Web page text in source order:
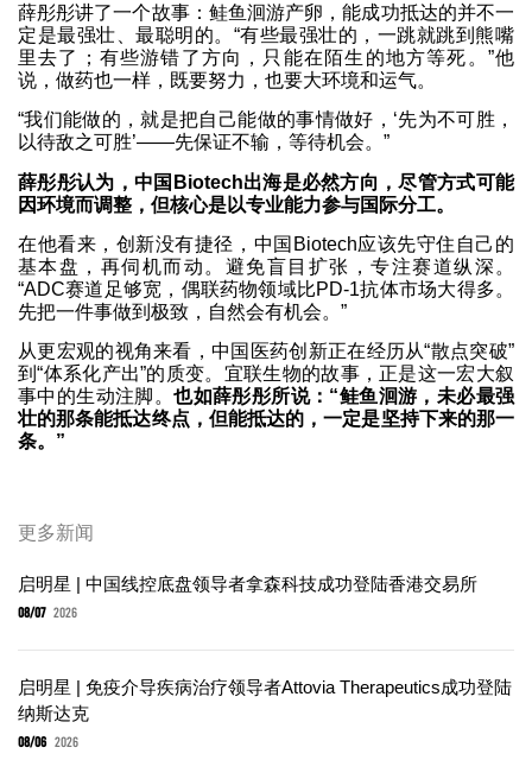
薛彤彤讲了一个故事：鲑鱼洄游产卵，能成功抵达的并不一
定是最强壮、最聪明的。“有些最强壮的，一跳就跳到熊嘴
里去了；有些游错了方向，只能在陌生的地方等死。”他
说，做药也一样，既要努力，也要大环境和运气。
“我们能做的，就是把自己能做的事情做好，‘先为不可胜，
以待敌之可胜’——先保证不输，等待机会。”
薛彤彤认为，中国Biotech出海是必然方向，尽管方式可能
因环境而调整，但核心是以专业能力参与国际分工。
在他看来，创新没有捷径，中国Biotech应该先守住自己的
基本盘，再伺机而动。避免盲目扩张，专注赛道纵深。
“ADC赛道足够宽，偶联药物领域比PD-1抗体市场大得多。
先把一件事做到极致，自然会有机会。”
从更宏观的视角来看，中国医药创新正在经历从“散点突破”
到“体系化产出”的质变。宜联生物的故事，正是这一宏大叙
事中的生动注脚。也如薛彤彤所说：“鲑鱼洄游，未必最强
壮的那条能抵达终点，但能抵达的，一定是坚持下来的那一
条。”
更多新闻
启明星 | 中国线控底盘领导者拿森科技成功登陆香港交易所
08/07 2026
启明星 | 免疫介导疾病治疗领导者Attovia Therapeutics成功登陆
纳斯达克
08/06 2026